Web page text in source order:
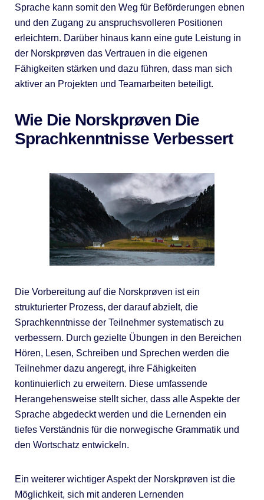
Sprache kann somit den Weg für Beförderungen ebnen
und den Zugang zu anspruchsvolleren Positionen
erleichtern. Darüber hinaus kann eine gute Leistung in
der Norskprøven das Vertrauen in die eigenen
Fähigkeiten stärken und dazu führen, dass man sich
aktiver an Projekten und Teamarbeiten beteiligt.
Wie Die Norskprøven Die
Sprachkenntnisse Verbessert
Die Vorbereitung auf die Norskprøven ist ein
strukturierter Prozess, der darauf abzielt, die
Sprachkenntnisse der Teilnehmer systematisch zu
verbessern. Durch gezielte Übungen in den Bereichen
Hören, Lesen, Schreiben und Sprechen werden die
Teilnehmer dazu angeregt, ihre Fähigkeiten
kontinuierlich zu erweitern. Diese umfassende
Herangehensweise stellt sicher, dass alle Aspekte der
Sprache abgedeckt werden und die Lernenden ein
tiefes Verständnis für die norwegische Grammatik und
den Wortschatz entwickeln.
Ein weiterer wichtiger Aspekt der Norskprøven ist die
Möglichkeit, sich mit anderen Lernenden